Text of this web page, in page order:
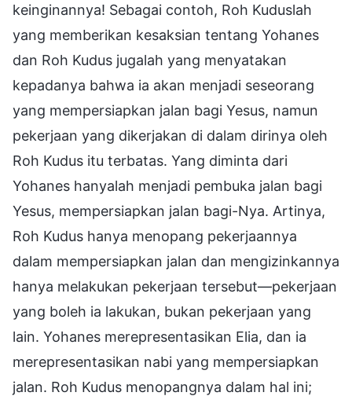
keinginannya! Sebagai contoh, Roh Kuduslah
yang memberikan kesaksian tentang Yohanes
dan Roh Kudus jugalah yang menyatakan
kepadanya bahwa ia akan menjadi seseorang
yang mempersiapkan jalan bagi Yesus, namun
pekerjaan yang dikerjakan di dalam dirinya oleh
Roh Kudus itu terbatas. Yang diminta dari
Yohanes hanyalah menjadi pembuka jalan bagi
Yesus, mempersiapkan jalan bagi-Nya. Artinya,
Roh Kudus hanya menopang pekerjaannya
dalam mempersiapkan jalan dan mengizinkannya
hanya melakukan pekerjaan tersebut—pekerjaan
yang boleh ia lakukan, bukan pekerjaan yang
lain. Yohanes merepresentasikan Elia, dan ia
merepresentasikan nabi yang mempersiapkan
jalan. Roh Kudus menopangnya dalam hal ini;